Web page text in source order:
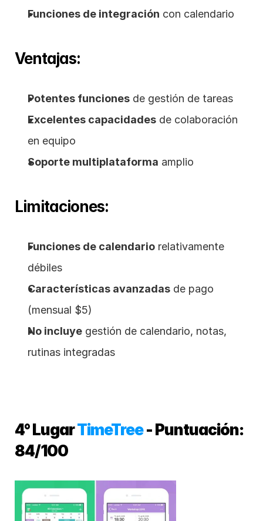
Funciones de integración con calendario
Ventajas:
Potentes funciones de gestión de tareas
Excelentes capacidades de colaboración
en equipo
Soporte multiplataforma amplio
Limitaciones:
Funciones de calendario relativamente
débiles
Características avanzadas de pago
(mensual $5)
No incluye gestión de calendario, notas,
rutinas integradas
4° Lugar TimeTree - Puntuación:
84/100